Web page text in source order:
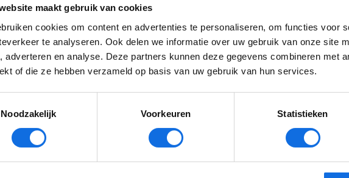
maakt gebruik van cookies
cookies om content en advertenties te personaliseren, om functies voor
te analyseren. Ook delen we informatie over uw gebruik van onze site
adverteren en analyse. Deze partners kunnen deze gegevens combineren met
of die ze hebben verzameld op basis van uw gebruik van hun services.
Noodzakelijk
Voorkeuren Statistieken
van nieuws en ontwikkelingen van Levvel? Schrijf je in voor onze
ontvangen